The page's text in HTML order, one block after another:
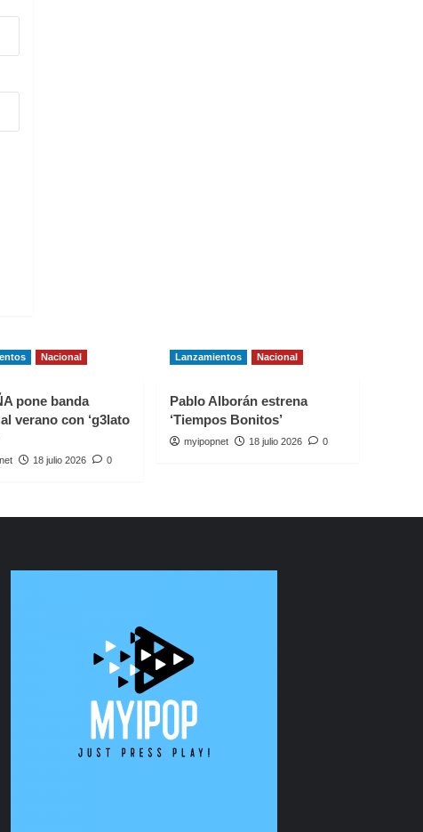
Nacional
pone banda
verano con ‘g3lato
18 julio 2026 0
Lanzamientos Nacional
Pablo Alborán estrena
‘Tiempos Bonitos’
myipopnet 18 julio 2026 0